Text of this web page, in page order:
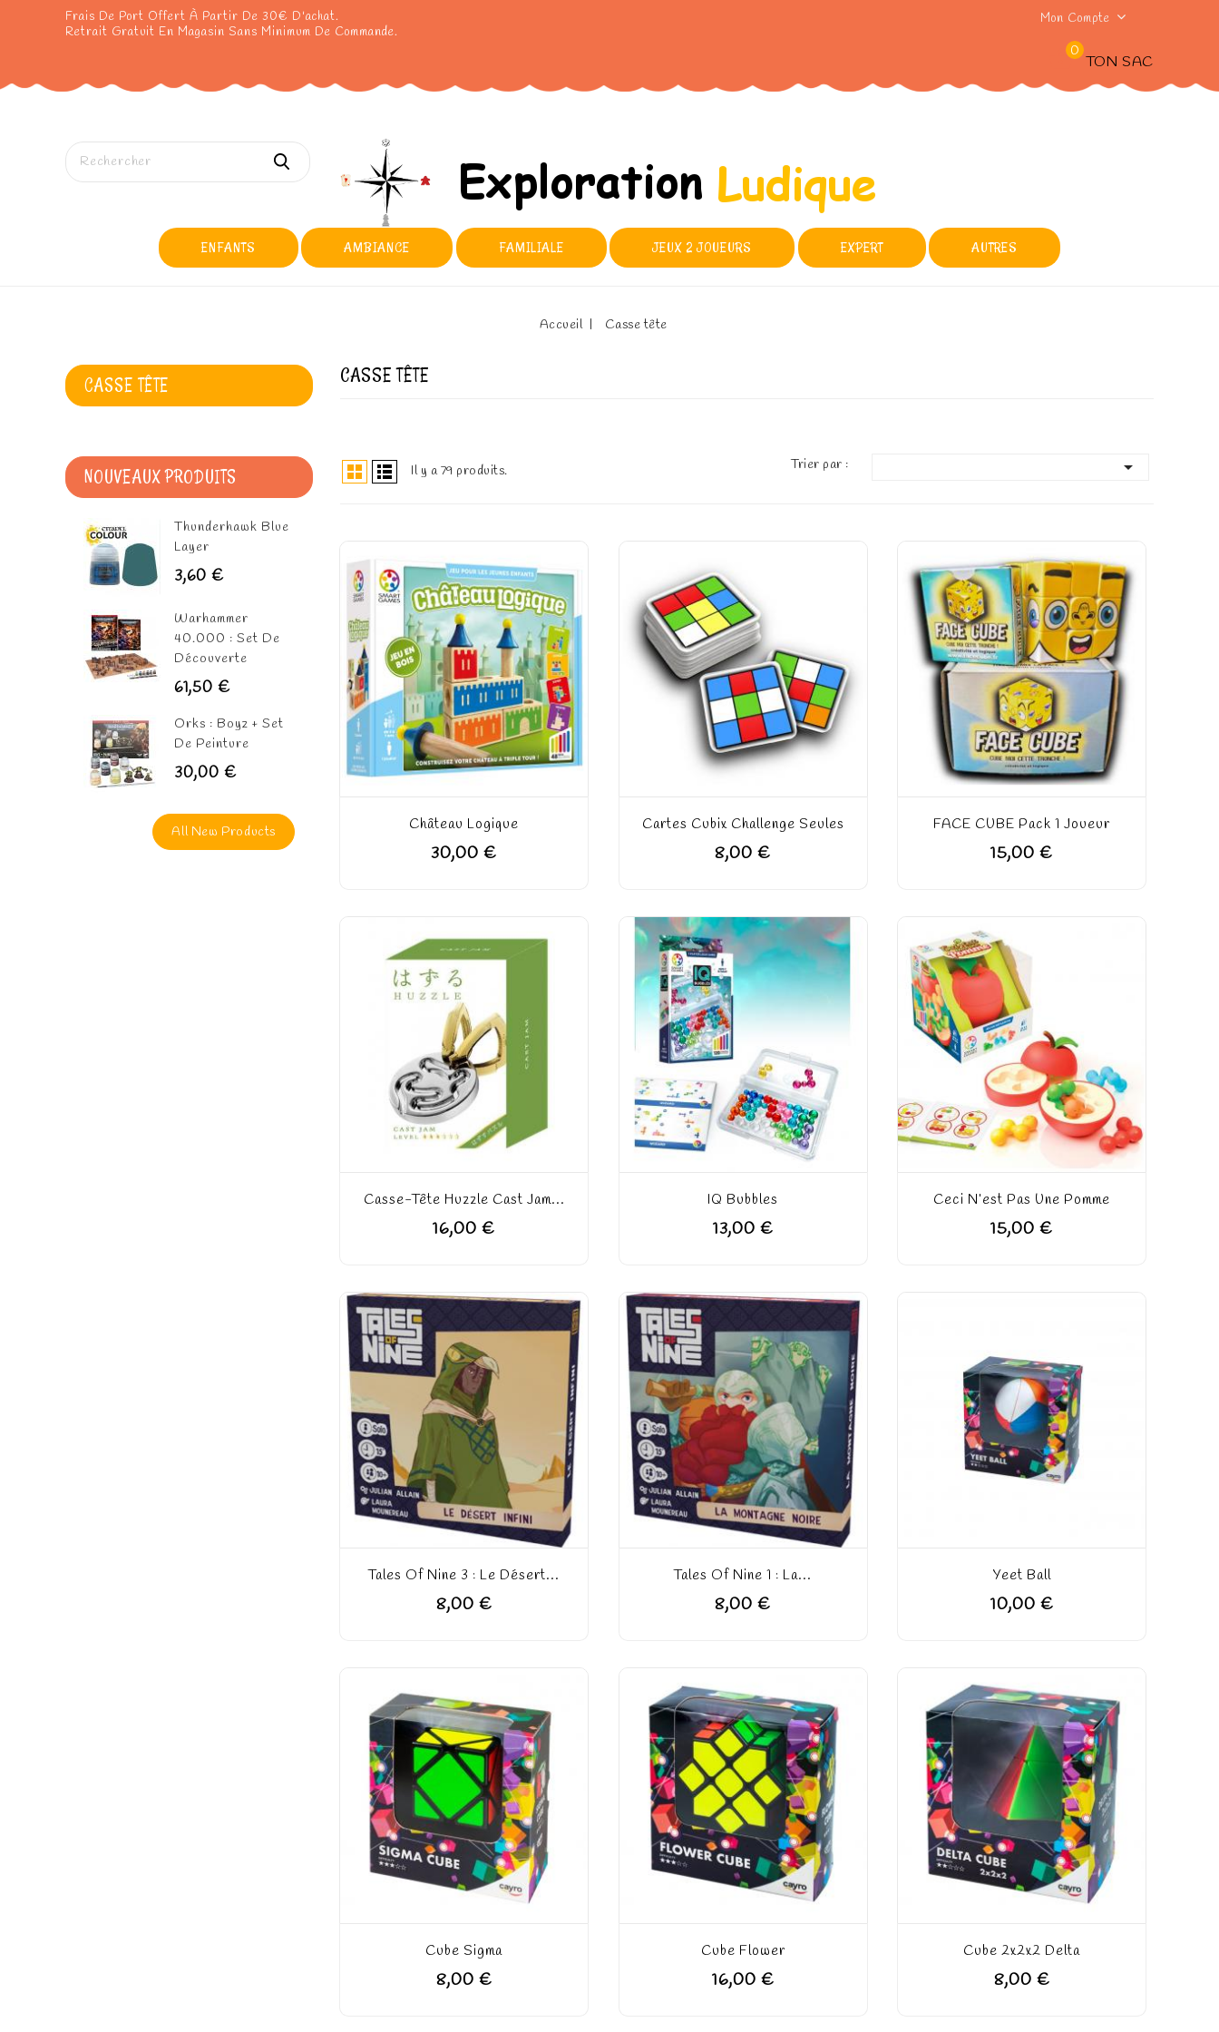
Frais De Port Offert À Partir De 30€ D'achat.
Retrait Gratuit En Magasin Sans Minimum De Commande.
Mon Compte
TON SAC
0
ENFANTS AMBIANCE FAMILIALE JEUX 2 JOUEURS EXPERT AUTRES
Accueil Casse tête
CASSE TÊTE
NOUVEAUX PRODUITS
Thunderhawk Blue
Layer
3,60 €
Warhammer
40.000 : Set De
Découverte
61,50 €
Orks : Boyz + Set
De Peinture
30,00 €
All New Products
CASSE TÊTE
Il y a 79 produits. Trier par : 
Château Logique
30,00 €
Cartes Cubix Challenge Seules
8,00 €
FACE CUBE Pack 1 Joueur
15,00 €
Casse-Tête Huzzle Cast Jam...
16,00 €
IQ Bubbles
13,00 €
Ceci N’est Pas Une Pomme
15,00 €
Tales Of Nine 3 : Le Désert...
8,00 €
Tales Of Nine 1 : La...
8,00 €
Yeet Ball
10,00 €
Cube Sigma
8,00 €
Cube Flower
16,00 €
Cube 2x2x2 Delta
8,00 €